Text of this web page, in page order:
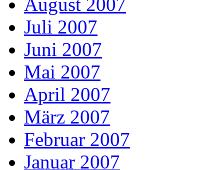
August 2007
Juli 2007
Juni 2007
Mai 2007
April 2007
März 2007
Februar 2007
Januar 2007